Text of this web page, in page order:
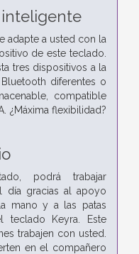
inteligente
adapte a usted con la
de este teclado.
tres dispositivos a la
diferentes o
compatible
¿Máxima flexibilidad?
podrá trabajar
día gracias al apoyo
mano y a las patas
teclado Keyra. Este
trabajen con usted.
en el compañero